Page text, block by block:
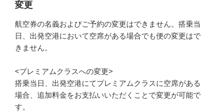
変更
航空券の名義およびご予約の変更はできません。搭乗当
日、出発空港において空席がある場合でも便の変更はで
きません。
<プレミアムクラスへの変更>
搭乗当日、出発空港にてプレミアムクラスに空席がある
場合、追加料金をお支払いいただくことで変更が可能で
す。